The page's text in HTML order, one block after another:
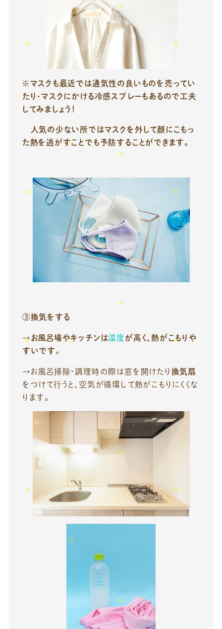
※マスクも最近では通気性の良いものを売ってい
たり・マスクにかける冷感スプレーもあるので工夫
してみましょう！
人気の少ない所ではマスクを外して顔にこもっ
た熱を逃がすことでも予防することができます。
③換気をする
→お風呂場やキッチンは湿度が高く、熱がこもりや
すいです。
→お風呂掃除・調理時の際は窓を開けたり 換気扇
をつけて行うと、空気が循環して熱がこもりにくくな
ります。